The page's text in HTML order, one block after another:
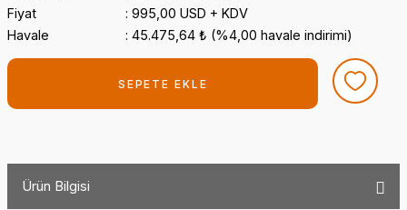
Fiyat
995,00 USD + KDV
Havale
45.475,64 ₺ (%4,00 havale indirimi)
SEPETE EKLE
Ürün Bilgisi